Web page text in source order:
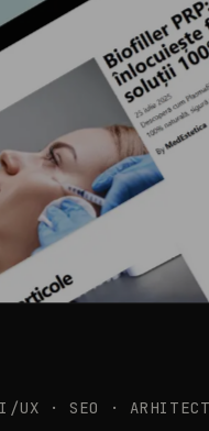
UX · SEO ·